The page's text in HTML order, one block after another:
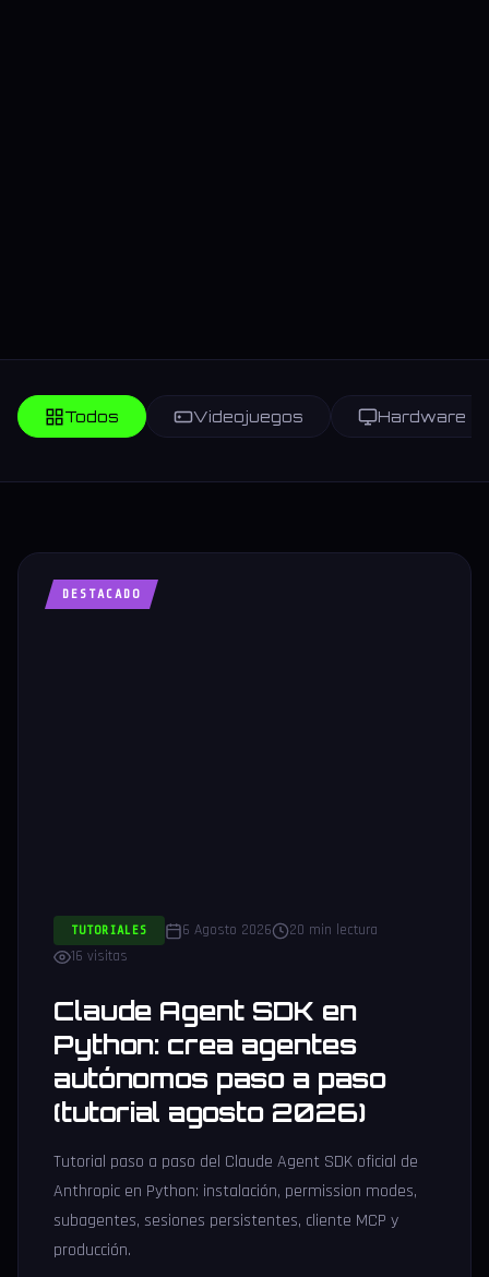
Todos Videojuegos Hardware
DESTACADO
TUTORIALES 6 Agosto 2026
20 min lectura
16 visitas
Claude Agent SDK en
Python: crea agentes
autónomos paso a paso
(tutorial agosto 2026)
Tutorial paso a paso del Claude Agent SDK oficial de
Anthropic en Python: instalación, permission modes,
subagentes, sesiones persistentes, cliente MCP y
producción.